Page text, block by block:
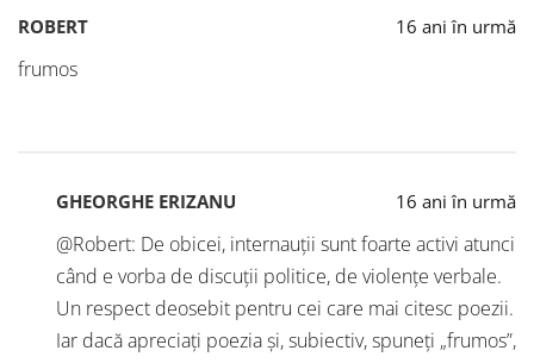
ROBERT 16 ani în urmă
frumos
GHEORGHE ERIZANU 16 ani în urmă
@Robert: De obicei, internauții sunt foarte activi atunci
când e vorba de discuții politice, de violențe verbale.
Un respect deosebit pentru cei care mai citesc poezii.
Iar dacă apreciați poezia și, subiectiv, spuneți „frumos”,